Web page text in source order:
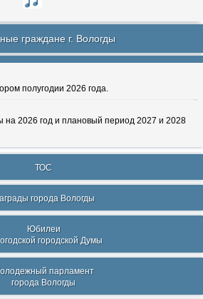
граждане г. Вологды
полугодии 2026 года.
на 2026 год и плановый период 2027 и 2028
ТОС
города Вологды
Юбилеи
городской Думы
парламент
города Вологды